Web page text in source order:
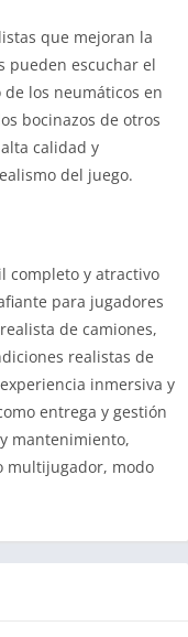
que mejoran la
pueden escuchar el
los neumáticos en
bocinazos de otros
calidad y
del juego.
completo y atractivo
para jugadores
de camiones,
realistas de
inmersiva y
entrega y gestión
mantenimiento,
multijugador, modo